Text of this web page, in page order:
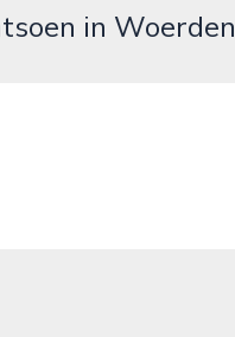
in Woerden